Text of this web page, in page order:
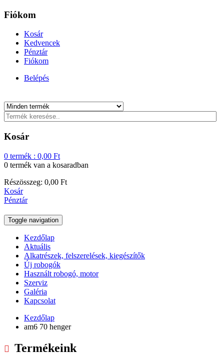
Fiókom
Kosár
Kedvencek
Pénztár
Fiókom
Belépés
Kosár
0 termék : 0,00 Ft
0 termék van a kosaradban
Részösszeg: 0,00 Ft
Kosár
Pénztár
Toggle navigation
Kezdőlap
Aktuális
Alkatrészek, felszerelések, kiegészítők
Új robogók
Használt robogó, motor
Szerviz
Galéria
Kapcsolat
Kezdőlap
am6 70 henger
Termékeink